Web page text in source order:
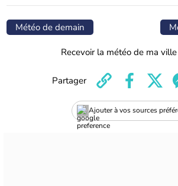
Météo de demain
Recevoir la météo de ma ville
Ajouter à vos sources
Partager